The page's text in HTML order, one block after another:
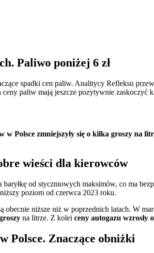
Paliwo poniżej 6 zł
spadki cen paliw. Analitycy Refleksu
paliw mają jeszcze pozytywnie zaskoczyć
w Polsce zmniejszyły się o kilka groszy na
wieści dla kierowców
baryłkę od styczniowych maksimów, co ma
poziom od czerwca 2023 roku.
obecnie niższe niż w poprzednich latach. W
na litrze. Z kolei ceny autogazu wzrosły
Polsce. Znaczące obniżki